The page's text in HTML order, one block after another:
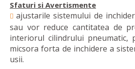
Sfaturi si Avertismente
ajustarile sistemului de
sau vor reduce cantitatea de
interiorul cilindrului pneumatic,
micsora forta de inchidere a
usii.